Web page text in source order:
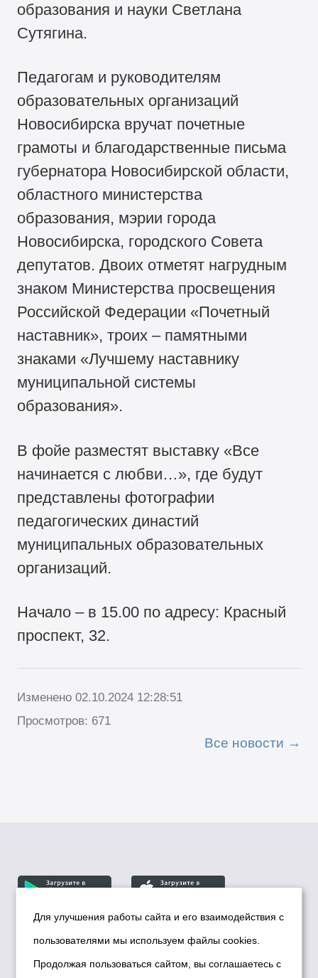
образования и науки Светлана
Сутягина.
Педагогам и руководителям
образовательных организаций
Новосибирска вручат почетные
грамоты и благодарственные письма
губернатора Новосибирской области,
областного министерства
образования, мэрии города
Новосибирска, городского Совета
депутатов. Двоих отметят нагрудным
знаком Министерства просвещения
Российской Федерации «Почетный
наставник», троих – памятными
знаками «Лучшему наставнику
муниципальной системы
образования».
В фойе разместят выставку «Все
начинается с любви…», где будут
представлены фотографии
педагогических династий
муниципальных образовательных
организаций.
Начало – в 15.00 по адресу: Красный
проспект, 32.
Изменено 02.10.2024 12:28:51
Просмотров: 671
Все новости
© Департамент информационной политики мэрии
города Новосибирска, 2026
Для улучшения работы сайта и его взаимодействия с
пользователями мы используем файлы cookies.
Продолжая пользоваться сайтом, вы соглашаетесь с